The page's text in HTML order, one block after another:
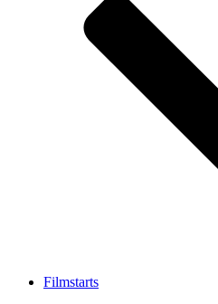
Filmstarts